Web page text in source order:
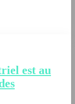
est au